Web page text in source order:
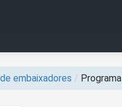
embaixadores /